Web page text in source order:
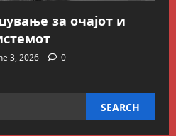
за очајот и
3, 2026 0
Македонија
е предвремено
а не